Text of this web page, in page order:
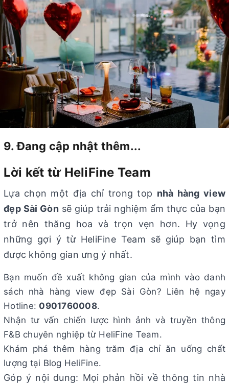
9. Đang cập nhật thêm...
Lời kết từ HeliFine Team
Lựa chọn một địa chỉ trong top nhà hàng view
đẹp Sài Gònsẽ giúp trải nghiệm ẩm thực của bạn
trở nên thăng hoa và trọn vẹn hơn. Hy vọng
những gợi ý từ HeliFine Team sẽ giúp bạn tìm
được không gian ưng ý nhất.
Bạn muốn đề xuất không gian của mình vào danh
sách nhà hàng view đẹp Sài Gòn? Liên hệ ngay
Hotline: 0901760008.
Nhận tư vấn chiến lược hình ảnh và truyền thông
F&B chuyên nghiệp từ HeliFine Team.
Khám phá thêm hàng trăm địa chỉ ăn uống chất
lượng tại Blog HeliFine.
Góp ý nội dung: Mọi phản hồi về thông tin nhà